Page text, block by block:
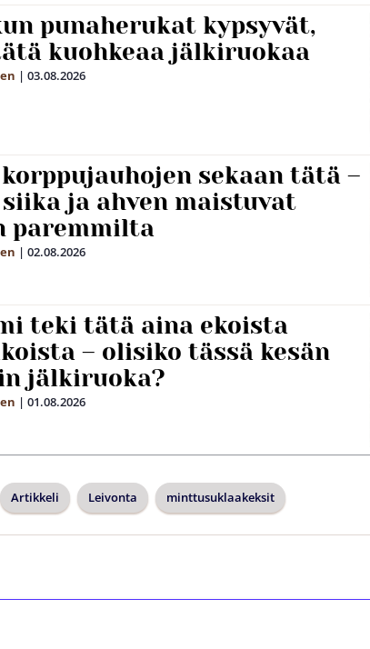
punaherukat kypsyvät,
kuohkeaa jälkiruokaa
| 03.08.2026
sekaan tätä –
ja ahven maistuvat
paremmilta
| 02.08.2026
teki tätä aina ekoista
– olisiko tässä kesän
jälkiruoka?
| 01.08.2026
Artikkeli Leivonta minttusuklaakeksit